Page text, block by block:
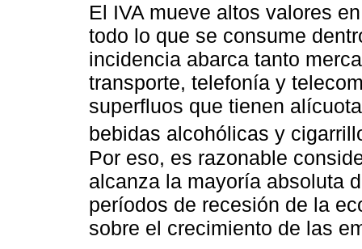
El IVA mueve altos valores
todo lo que se consume
incidencia abarca tanto
transporte, telefonía y
superfluos que tienen
bebidas alcohólicas y
Por eso, es razonable
alcanza la mayoría absoluta
períodos de recesión de la
sobre el crecimiento de las